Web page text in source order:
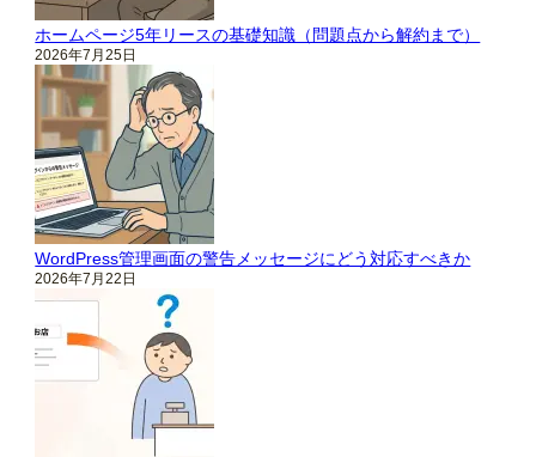
ホームページ5年リースの基礎知識（問題点から解約まで）
2026年7月25日
WordPress管理画面の警告メッセージにどう対応すべきか
2026年7月22日